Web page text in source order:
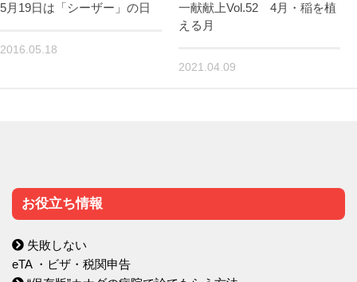
5月19日は「シーザー」の日
2016.05.18
一献献上Vol.52 4月・稲を植
える月
2021.04.09
お役立ち情報
失敗しない
eTA ・ビザ・税関申告